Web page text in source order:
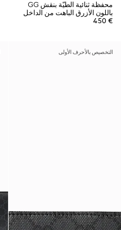
محفظة ثنائية الطيّة بنقش GG
باللون الأزرق الباهت من الداخل
€ 450
التخصيص بالأحرف الأولى